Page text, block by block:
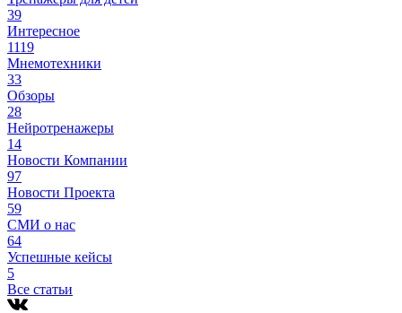
39
Интересное
1119
Мнемотехники
33
Обзоры
28
Нейротренажеры
14
Новости Компании
97
Новости Проекта
59
СМИ о нас
64
Успешные кейсы
5
Все статьи